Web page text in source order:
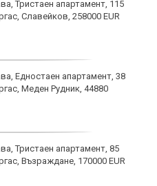
Тристаен апартамент, 115
Славейков, 258000 EUR
Едностаен апартамент, 38
Меден Рудник, 44880
Тристаен апартамент, 85
Възраждане, 170000 EUR